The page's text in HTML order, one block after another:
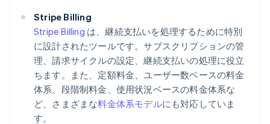
Stripe Billing
Stripe Billing は、継続支払いを処理するために特別
に設計されたツールです。サブスクリプションの管
理、請求サイクルの設定、継続支払いの処理に役立
ちます。また、定額料金、ユーザー数ベースの料金
体系、段階制料金、使用状況ベースの料金体系な
ど、さまざまな料金体系モデルにも対応していま
す。